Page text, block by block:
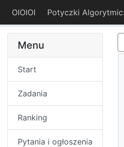
OIOIOI
Menu
Start
Zadania
Ranking
Pytania i ogłoszenia